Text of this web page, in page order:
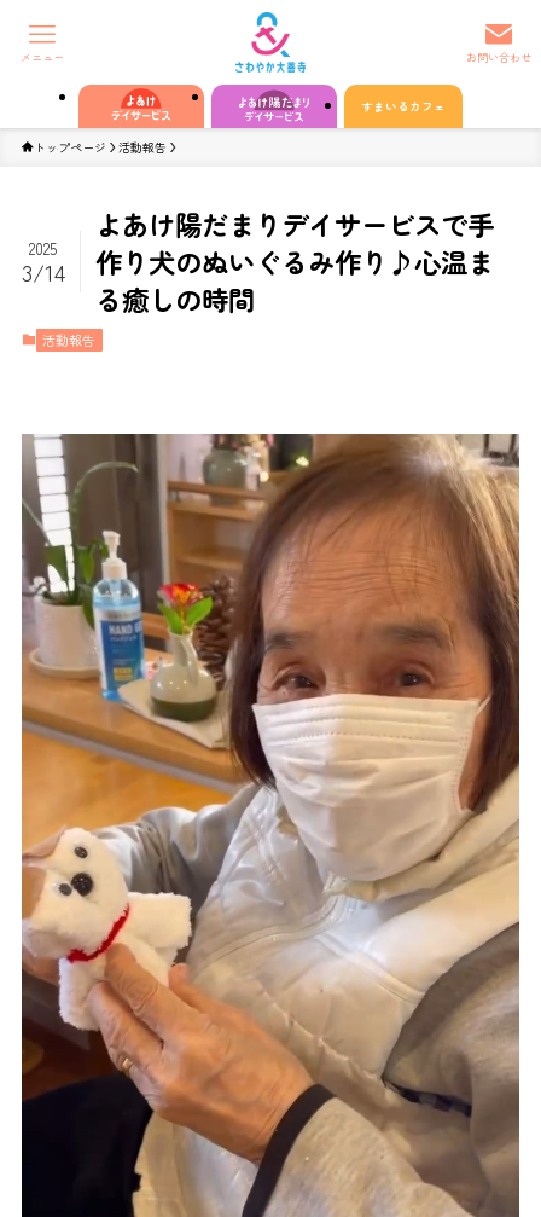
お問い合わせ
メニュー
すまいるカフェ
トップページ 活動報告
よあけ陽だまりデイサービスで手
作り犬のぬいぐるみ作り♪心温ま
る癒しの時間
2025
3/14
活動報告